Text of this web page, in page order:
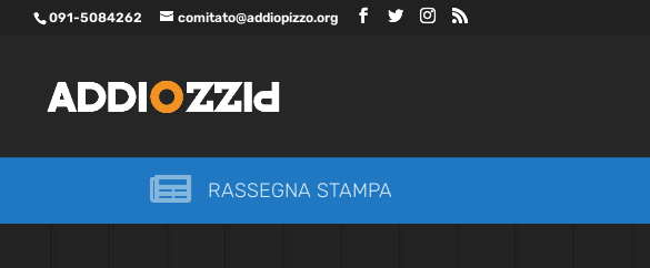
091-5084262 comitato@addiopizzo.org
 RASSEGNA STAMPA